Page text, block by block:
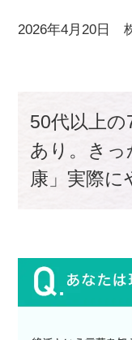
2026年4月20日
50代以上
あり。きっ
康」実際に